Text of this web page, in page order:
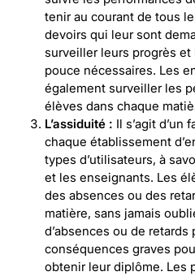
tenir au courant de tous
devoirs qui leur sont
surveiller leurs progrès
pouce nécessaires. Les
également surveiller les
élèves dans chaque
L’assiduité : Il s’agit d’un
chaque établissement
types d’utilisateurs, à
et les enseignants. Les
des absences ou des
matière, sans jamais
d’absences ou de retards
conséquences graves
obtenir leur diplôme. Les